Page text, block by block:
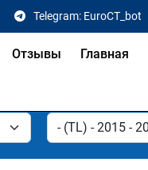
Telegram: EuroCT_bot
Отзывы Главная